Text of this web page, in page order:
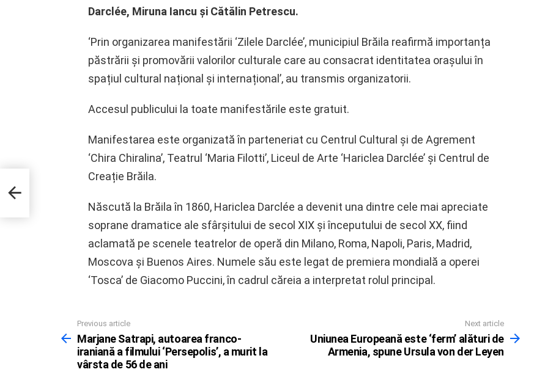
Darclée, Miruna Iancu și Cătălin Petrescu.
‘Prin organizarea manifestării ‘Zilele Darclée’, municipiul Brăila reafirmă importanța
păstrării și promovării valorilor culturale care au consacrat identitatea orașului în
spațiul cultural național și internațional’, au transmis organizatorii.
Accesul publicului la toate manifestările este gratuit.
Manifestarea este organizată în parteneriat cu Centrul Cultural și de Agrement
‘Chira Chiralina’, Teatrul ‘Maria Filotti’, Liceul de Arte ‘Hariclea Darclée’ și Centrul de
Creație Brăila.
Născută la Brăila în 1860, Hariclea Darclée a devenit una dintre cele mai apreciate
soprane dramatice ale sfârșitului de secol XIX și începutului de secol XX, fiind
aclamată pe scenele teatrelor de operă din Milano, Roma, Napoli, Paris, Madrid,
Moscova și Buenos Aires. Numele său este legat de premiera mondială a operei
‘Tosca’ de Giacomo Puccini, în cadrul căreia a interpretat rolul principal.
more
Previous article
Marjane Satrapi, autoarea franco-
iraniană a filmului ‘Persepolis’, a murit la
vârsta de 56 de ani
Next article
Uniunea Europeană este ‘ferm’ alături de
Armenia, spune Ursula von der Leyen
de